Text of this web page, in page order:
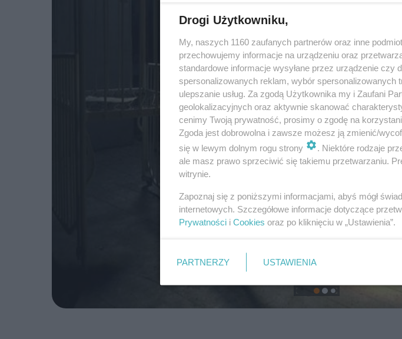
Drogi Użytkowniku,
My, naszych 1160 zaufanych partnerów oraz inne
przechowujemy informacje na urządzeniu oraz
standardowe informacje wysyłane przez urządzenie czy
spersonalizowanych reklam, wybór spersonalizowanych
ulepszanie usług. Za zgodą Użytkownika my i Zaufani
geolokalizacyjnych oraz aktywnie skanować
cenimy Twoją prywatność, prosimy o zgodę na
Zgoda jest dobrowolna i zawsze możesz ją zmienić/
się w lewym dolnym rogu strony
. Niektóre rodzaje
ale masz prawo sprzeciwić się takiemu przetwarzaniu.
witrynie.
Zapoznaj się z poniższymi informacjami, abyś mógł
internetowych. Szczegółowe informacje dotyczące
Prywatności i Cookies oraz po kliknięciu w „Ustawienia”.
PARTNERZY USTAWIENIA